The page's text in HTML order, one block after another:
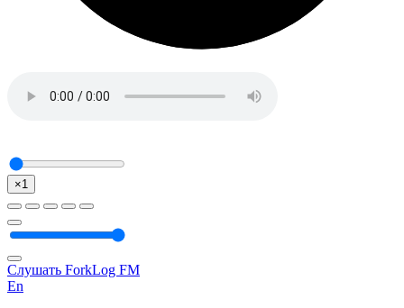
×1
Слушать ForkLog FM
En